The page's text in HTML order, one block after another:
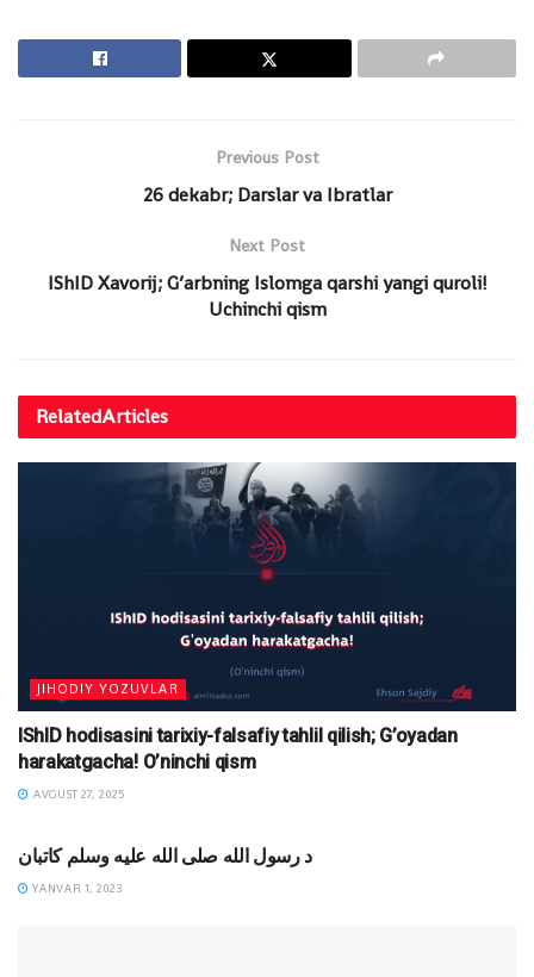
Previous Post
26 dekabr; Darslar va Ibratlar
Next Post
IShID Xavorij; G’arbning Islomga qarshi yangi quroli!
Uchinchi qism
RelatedArticles
JIHODIY YOZUVLAR
IShID hodisasini tarixiy-falsafiy tahlil qilish; G’oyadan
harakatgacha! O’ninchi qism
AVGUST 27, 2025
د رسول الله صلی الله علیه وسلم کاتبان
YANVAR 1, 2023